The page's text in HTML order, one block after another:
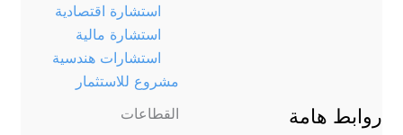
استشارة اقتصادية
استشارة مالية
استشارات هندسية
مشروع للاستثمار
روابط هامة
القطاعات